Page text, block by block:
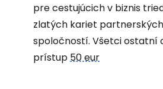
pre cestujúcich v biznis
zlatých kariet
spoločností. Všetci ostatní
prístup50 eur